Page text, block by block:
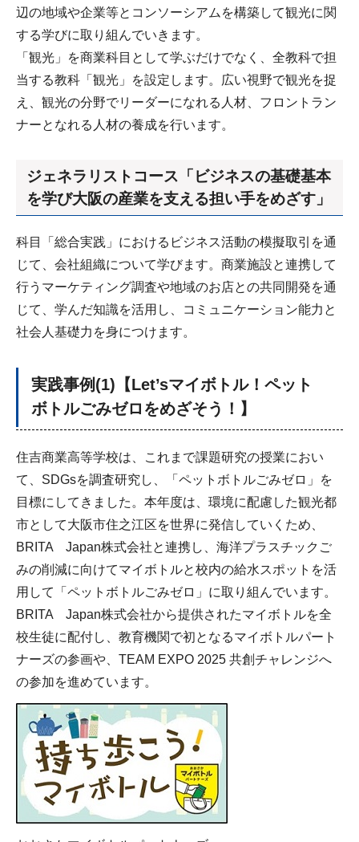
辺の地域や企業等とコンソーシアムを構築して観光に関
する学びに取り組んでいきます。
「観光」を商業科目として学ぶだけでなく、全教科で担
当する教科「観光」を設定します。広い視野で観光を捉
え、観光の分野でリーダーになれる人材、フロントラン
ナーとなれる人材の養成を行います。
ジェネラリストコース「ビジネスの基礎基本
を学び大阪の産業を支える担い手をめざす」
科目「総合実践」におけるビジネス活動の模擬取引を通
じて、会社組織について学びます。商業施設と連携して
行うマーケティング調査や地域のお店との共同開発を通
じて、学んだ知識を活用し、コミュニケーション能力と
社会人基礎力を身につけます。
実践事例(1)【Let’sマイボトル！ペット
ボトルごみゼロをめざそう！】
住吉商業高等学校は、これまで課題研究の授業におい
て、SDGsを調査研究し、「ペットボトルごみゼロ」を
目標にしてきました。本年度は、環境に配慮した観光都
市として大阪市住之江区を世界に発信していくため、
BRITA Japan株式会社と連携し、海洋プラスチックご
みの削減に向けてマイボトルと校内の給水スポットを活
用して「ペットボトルごみゼロ」に取り組んでいます。
BRITA Japan株式会社から提供されたマイボトルを全
校生徒に配付し、教育機関で初となるマイボトルパート
ナーズの参画や、TEAM EXPO 2025 共創チャレンジへ
の参加を進めています。